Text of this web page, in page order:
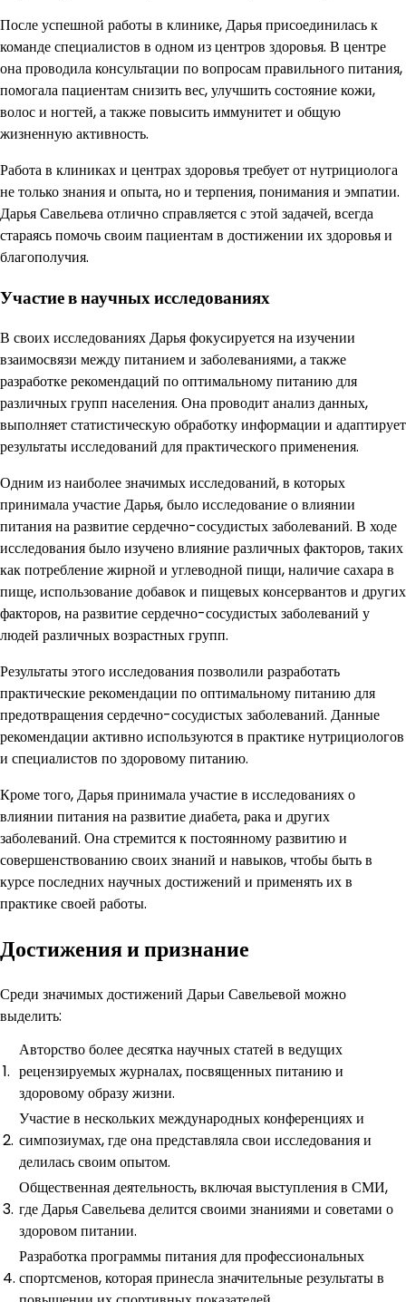
После успешной работы в клинике, Дарья присоединилась к
команде специалистов в одном из центров здоровья. В центре
она проводила консультации по вопросам правильного питания,
помогала пациентам снизить вес, улучшить состояние кожи,
волос и ногтей, а также повысить иммунитет и общую
жизненную активность.
Работа в клиниках и центрах здоровья требует от нутрициолога
не только знания и опыта, но и терпения, понимания и эмпатии.
Дарья Савельева отлично справляется с этой задачей, всегда
стараясь помочь своим пациентам в достижении их здоровья и
благополучия.
Участие в научных исследованиях
В своих исследованиях Дарья фокусируется на изучении
взаимосвязи между питанием и заболеваниями, а также
разработке рекомендаций по оптимальному питанию для
различных групп населения. Она проводит анализ данных,
выполняет статистическую обработку информации и адаптирует
результаты исследований для практического применения.
Одним из наиболее значимых исследований, в которых
принимала участие Дарья, было исследование о влиянии
питания на развитие сердечно-сосудистых заболеваний. В ходе
исследования было изучено влияние различных факторов, таких
как потребление жирной и углеводной пищи, наличие сахара в
пище, использование добавок и пищевых консервантов и других
факторов, на развитие сердечно-сосудистых заболеваний у
людей различных возрастных групп.
Результаты этого исследования позволили разработать
практические рекомендации по оптимальному питанию для
предотвращения сердечно-сосудистых заболеваний. Данные
рекомендации активно используются в практике нутрициологов
и специалистов по здоровому питанию.
Кроме того, Дарья принимала участие в исследованиях о
влиянии питания на развитие диабета, рака и других
заболеваний. Она стремится к постоянному развитию и
совершенствованию своих знаний и навыков, чтобы быть в
курсе последних научных достижений и применять их в
практике своей работы.
Достижения и признание
Среди значимых достижений Дарьи Савельевой можно
выделить:
1.
Авторство более десятка научных статей в ведущих
рецензируемых журналах, посвященных питанию и
здоровому образу жизни.
2.
Участие в нескольких международных конференциях и
симпозиумах, где она представляла свои исследования и
делилась своим опытом.
3.
Общественная деятельность, включая выступления в СМИ,
где Дарья Савельева делится своими знаниями и советами о
здоровом питании.
4.
Разработка программы питания для профессиональных
спортсменов, которая принесла значительные результаты в